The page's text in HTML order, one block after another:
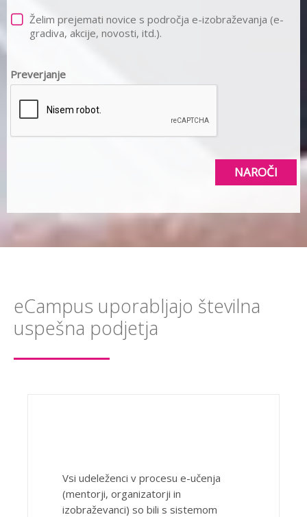
Želim prejemati novice s področja e-izobraževanja (e-
gradiva, akcije, novosti, itd.).
Preverjanje
NAROČI
eCampus uporabljajo številna
uspešna podjetja
Vsi udeleženci v procesu e-učenja
(mentorji, organizatorji in
izobraževanci) so bili s sistemom